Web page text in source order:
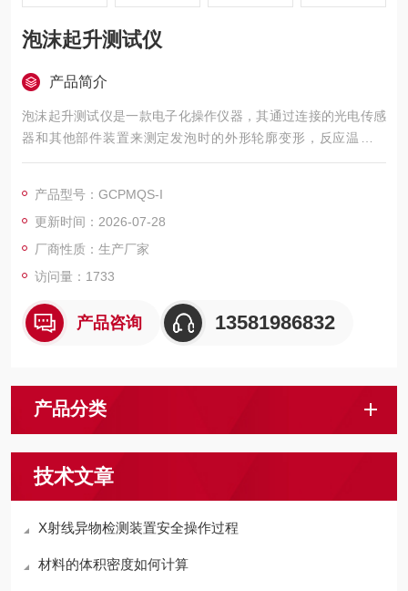
泡沫起升测试仪
产品简介
泡沫起升测试仪是一款电子化操作仪器，其通过连接的光电传感
器和其他部件装置来测定发泡时的外形轮廓变形，反应温度变
化，发泡压力变化和极化变化。
产品型号：GCPMQS-I
更新时间：2026-07-28
厂商性质：生产厂家
访问量：1733
产品咨询 13581986832
产品分类
技术文章
X射线异物检测装置安全操作过程
材料的体积密度如何计算